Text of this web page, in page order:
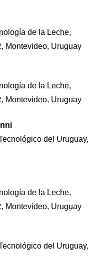
de la Leche,
Montevideo, Uruguay
de la Leche,
Montevideo, Uruguay
del Uruguay,
de la Leche,
Montevideo, Uruguay
del Uruguay,